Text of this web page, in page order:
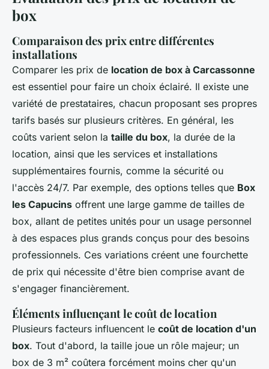
box
Comparaison des prix entre différentes
installations
Comparer les prix de location de box à Carcassonne
est essentiel pour faire un choix éclairé. Il existe une
variété de prestataires, chacun proposant ses propres
tarifs basés sur plusieurs critères. En général, les
coûts varient selon la taille du box, la durée de la
location, ainsi que les services et installations
supplémentaires fournis, comme la sécurité ou
l'accès 24/7. Par exemple, des options telles que Box
les Capucins offrent une large gamme de tailles de
box, allant de petites unités pour un usage personnel
à des espaces plus grands conçus pour des besoins
professionnels. Ces variations créent une fourchette
de prix qui nécessite d'être bien comprise avant de
s'engager financièrement.
Éléments influençant le coût de location
Plusieurs facteurs influencent le coût de location d'un
box. Tout d'abord, la taille joue un rôle majeur; un
box de 3 m² coûtera forcément moins cher qu'un